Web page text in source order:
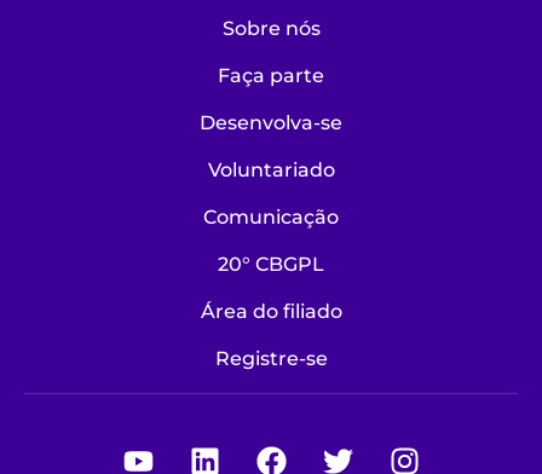
Sobre nós
Faça parte
Desenvolva-se
Voluntariado
Comunicação
20° CBGPL
Área do filiado
Registre-se
YoutubeLinkedinFacebook
Twitter